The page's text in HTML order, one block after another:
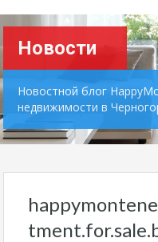
Новости
Новостной блог
недвижимости в